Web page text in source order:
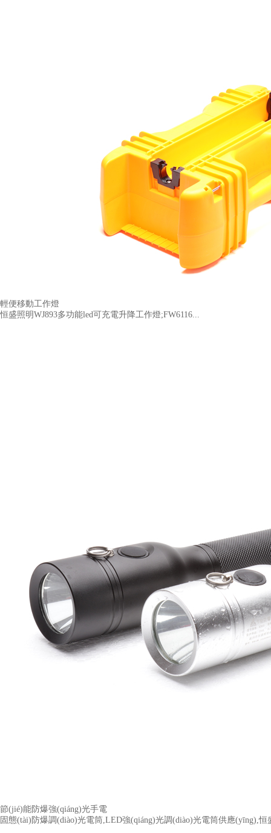
輕便移動工作燈
恒盛照明WJ893多功能led可充電升降工作燈;FW6116...
節(jié)能防爆強(qiáng)光手電
固態(tài)防爆調(diào)光電筒,LED強(qiáng)光調(diào)光電筒供應(yīng),恒